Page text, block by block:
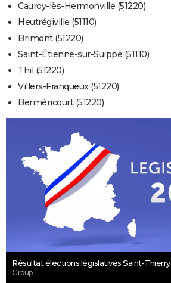
Cauroy-lès-Hermonville (51220)
Heutrégiville (51110)
Brimont (51220)
Saint-Étienne-sur-Suippe (51110)
Thil (51220)
Villers-Franqueux (51220)
Berméricourt (51220)
Résultat élections législatives Saint-Thierry
Group